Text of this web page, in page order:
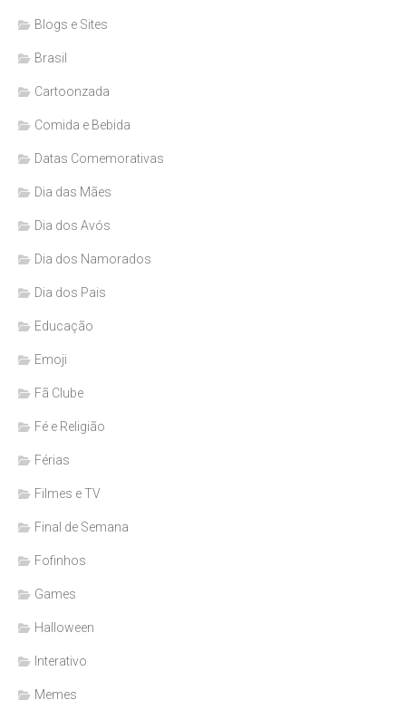
Blogs e Sites
Brasil
Cartoonzada
Comida e Bebida
Datas Comemorativas
Dia das Mães
Dia dos Avós
Dia dos Namorados
Dia dos Pais
Educação
Emoji
Fã Clube
Fé e Religião
Férias
Filmes e TV
Final de Semana
Fofinhos
Games
Halloween
Interativo
Memes